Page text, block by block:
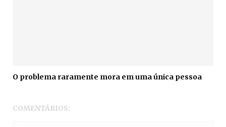
O problema raramente mora em uma única pessoa
COMENTÁRIOS: